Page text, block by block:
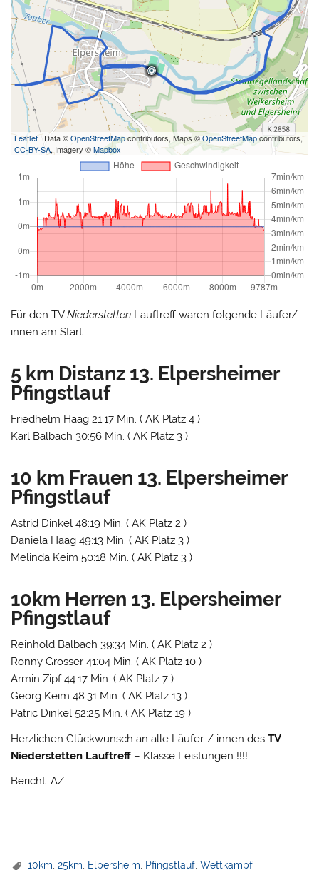
Leaflet| Data ©OpenStreetMapcontributors, Maps ©OpenStreetMapcontributors,
CC-BY-SA, Imagery ©Mapbox
Für den TVNiederstetten Lauftreff waren folgende Läufer/
innen am Start.
5 km Distanz 13. Elpersheimer
Pfingstlauf
Friedhelm Haag 21:17 Min. ( AK Platz 4 )
Karl Balbach 30:56 Min. ( AK Platz 3 )
10 km Frauen 13. Elpersheimer
Pfingstlauf
Astrid Dinkel 48:19 Min. ( AK Platz 2 )
Daniela Haag 49:13 Min. ( AK Platz 3 )
Melinda Keim 50:18 Min. ( AK Platz 3 )
10km Herren 13. Elpersheimer
Pfingstlauf
Reinhold Balbach 39:34 Min. ( AK Platz 2 )
Ronny Grosser 41:04 Min. ( AK Platz 10 )
Armin Zipf 44:17 Min. ( AK Platz 7 )
Georg Keim 48:31 Min. ( AK Platz 13 )
Patric Dinkel 52:25 Min. ( AK Platz 19 )
Herzlichen Glückwunsch an alle Läufer-/ innen desTV
Niederstetten Lauftreff – Klasse Leistungen !!!!
Bericht: AZ
10km ,25km Elpersheim Pfingstlauf ,Wettkampf